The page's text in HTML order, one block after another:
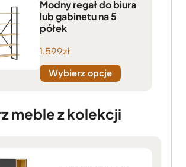
Modny regał do biura
lub gabinetu na 5
półek
1.599zł
Wybierz opcje
meble z kolekcji